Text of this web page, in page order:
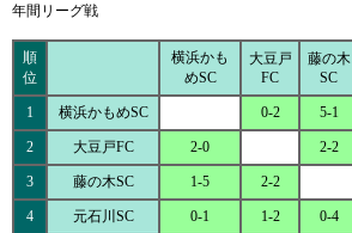
年間リーグ戦
順
位
横浜かも
めSC
大豆戸
FC
藤の木
SC
1 横浜かもめSC 0-2 5-1
2 大豆戸FC 2-0 2-2
3 藤の木SC 1-5 2-2
4 元石川SC 0-1 1-2 0-4